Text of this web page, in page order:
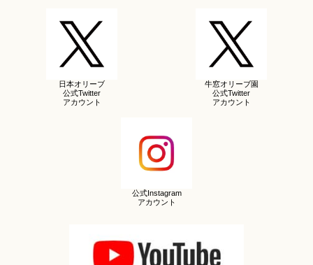
日本オリーブ
公式Twitter
アカウント
牛窓オリーブ園
公式Twitter
アカウント
公式Instagram
アカウント